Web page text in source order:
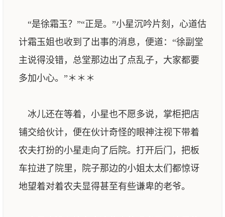
“是徐霜玉？”“正是。”小星沉吟片刻，心道估
计霜玉姐也收到了出事的消息，便道：“徐副堂
主说得没错，总堂那边出了点乱子，大家都要
多加小心。”＊＊＊
冰儿还在等着，小星也不愿多说，掌柜把店
铺交给伙计，便在伙计奇怪的眼神注视下带着
农夫打扮的小星走向了后院。打开后门，把板
车拉进了院里，院子那边的小姐太太们都惊讶
地望着对着农夫显得甚至有些谦卑的老爷。